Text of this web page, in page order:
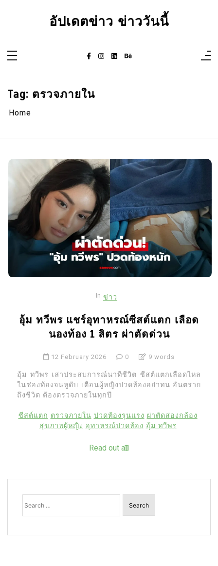
อัปเดตข่าว ข่าววันนี้
Tag: ตรวจภายใน
Home
In ข่าว
อุ้ม ทวีพร แชร์อุทาหรณ์ซีสต์แตก เลือด
นองท้อง 1 ลิตร ผ่าตัดด่วน
12 February 2026 0 9 words
อุ้ม ทวีพร เล่าประสบการณ์นาทีชีวิต ซีสต์แตกเลือดไหล
ในช่องท้องจนหูดับ เตือนผู้หญิงปวดท้องอย่าทน อันตราย
ถึงชีวิต ต้องตรวจภายในทุกปี
ซีสต์แตก ตรวจภายใน ปวดท้องรุนแรง ผ่าตัดส่องกล้อง
สุขภาพผู้หญิง อุทาหรณ์ปวดท้อง อุ้ม ทวีพร
Read out all
Search
for: